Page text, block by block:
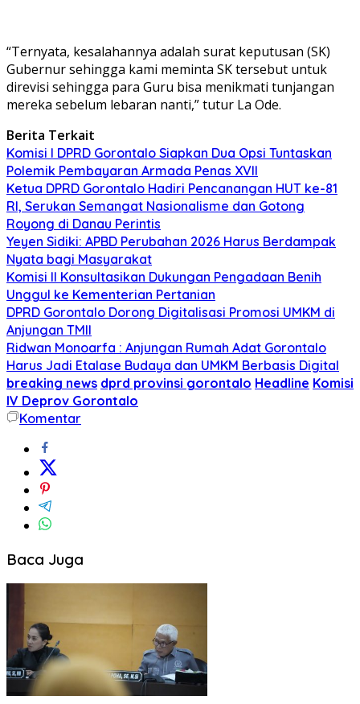
“Ternyata, kesalahannya adalah surat keputusan (SK)
Gubernur sehingga kami meminta SK tersebut untuk
direvisi sehingga para Guru bisa menikmati tunjangan
mereka sebelum lebaran nanti,” tutur La Ode.
Berita Terkait
Komisi I DPRD Gorontalo Siapkan Dua Opsi Tuntaskan
Polemik Pembayaran Armada Penas XVII
Ketua DPRD Gorontalo Hadiri Pencanangan HUT ke-81
RI, Serukan Semangat Nasionalisme dan Gotong
Royong di Danau Perintis
Yeyen Sidiki: APBD Perubahan 2026 Harus Berdampak
Nyata bagi Masyarakat
Komisi II Konsultasikan Dukungan Pengadaan Benih
Unggul ke Kementerian Pertanian
DPRD Gorontalo Dorong Digitalisasi Promosi UMKM di
Anjungan TMII
Ridwan Monoarfa : Anjungan Rumah Adat Gorontalo
Harus Jadi Etalase Budaya dan UMKM Berbasis Digital
breaking news dprd provinsi gorontalo Headline Komisi
IV Deprov Gorontalo
Komentar
Baca Juga